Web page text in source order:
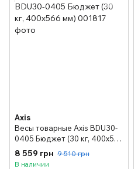
Axis
Весы товарные Axis BDU30-
0405 Бюджет (30 кг, 400х566
мм)
8 559 грн 9 510 грн
В наличии